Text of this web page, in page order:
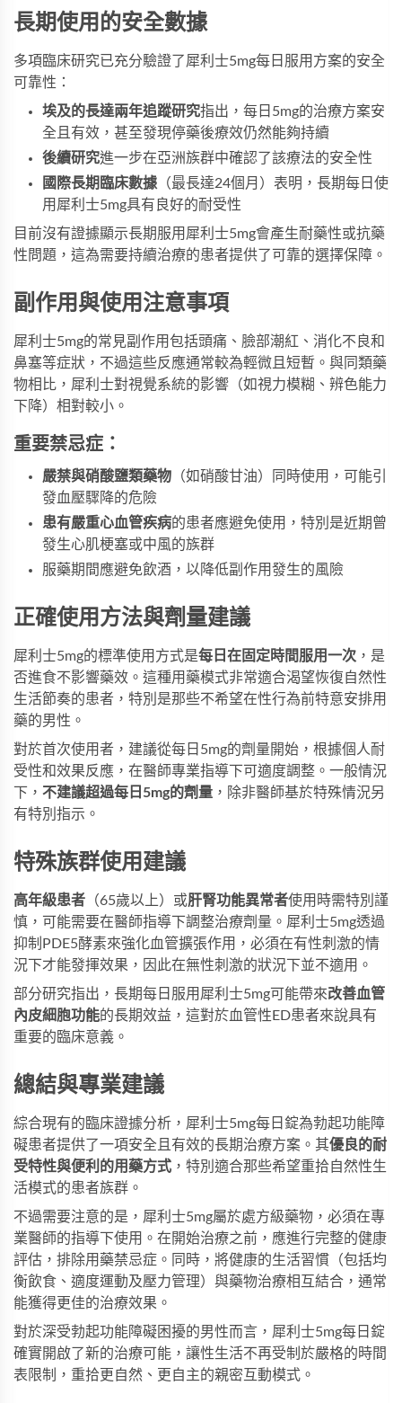
長期使用的安全數據
多項臨床研究已充分驗證了犀利士5mg每日服用方案的安全
可靠性：
埃及的長達兩年追蹤研究指出，每日5mg的治療方案安
全且有效，甚至發現停藥後療效仍然能夠持續
後續研究進一步在亞洲族群中確認了該療法的安全性
國際長期臨床數據 （最長達24個月）表明，長期每日使
用犀利士5mg具有良好的耐受性
目前沒有證據顯示長期服用犀利士5mg會產生耐藥性或抗藥
性問題，這為需要持續治療的患者提供了可靠的選擇保障。
副作用與使用注意事項
犀利士5mg的常見副作用包括頭痛、臉部潮紅、消化不良和
鼻塞等症狀，不過這些反應通常較為輕微且短暫。與同類藥
物相比，犀利士對視覺系統的影響（如視力模糊、辨色能力
下降）相對較小。
重要禁忌症：
嚴禁與硝酸鹽類藥物 （如硝酸甘油）同時使用，可能引
發血壓驟降的危險
患有嚴重心血管疾病的患者應避免使用，特別是近期曾
發生心肌梗塞或中風的族群
服藥期間應避免飲酒，以降低副作用發生的風險
正確使用方法與劑量建議
犀利士5mg的標準使用方式是每日在固定時間服用一次 ，是
否進食不影響藥效。這種用藥模式非常適合渴望恢復自然性
生活節奏的患者，特別是那些不希望在性行為前特意安排用
藥的男性。
對於首次使用者，建議從每日5mg的劑量開始，根據個人耐
受性和效果反應，在醫師專業指導下可適度調整。一般情況
下， 不建議超過每日5mg的劑量 ，除非醫師基於特殊情況另
有特別指示。
特殊族群使用建議
高年級患者 （65歲以上）或肝腎功能異常者使用時需特別謹
慎，可能需要在醫師指導下調整治療劑量。犀利士5mg透過
抑制PDE5酵素來強化血管擴張作用，必須在有性刺激的情
況下才能發揮效果，因此在無性刺激的狀況下並不適用。
部分研究指出，長期每日服用犀利士5mg可能帶來改善血管
內皮細胞功能的長期效益，這對於血管性ED患者來說具有
重要的臨床意義。
總結與專業建議
綜合現有的臨床證據分析，犀利士5mg每日錠為勃起功能障
礙患者提供了一項安全且有效的長期治療方案。其優良的耐
受特性與便利的用藥方式 ，特別適合那些希望重拾自然性生
活模式的患者族群。
不過需要注意的是，犀利士5mg屬於處方級藥物，必須在專
業醫師的指導下使用。在開始治療之前，應進行完整的健康
評估，排除用藥禁忌症。同時，將健康的生活習慣（包括均
衡飲食、適度運動及壓力管理）與藥物治療相互結合，通常
能獲得更佳的治療效果。
對於深受勃起功能障礙困擾的男性而言，犀利士5mg每日錠
確實開啟了新的治療可能，讓性生活不再受制於嚴格的時間
表限制，重拾更自然、更自主的親密互動模式。